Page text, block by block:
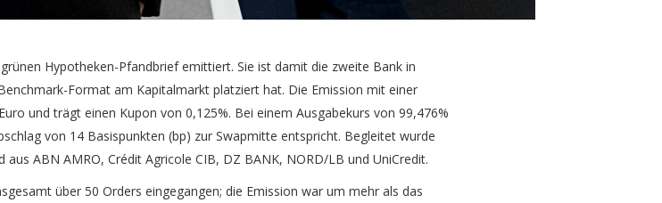
Hypotheken-Pfandbrief emittiert. Sie ist damit die zweite Bank in
Format am Kapitalmarkt platziert hat. Die Emission mit einer
und trägt einen Kupon von 0,125%. Bei einem Ausgabekurs von 99,476%
von 14 Basispunkten (bp) zur Swapmitte entspricht. Begleitet wurde
ABN AMRO, Crédit Agricole CIB, DZ BANK, NORD/LB und UniCredit.
über 50 Orders eingegangen; die Emission war um mehr als das